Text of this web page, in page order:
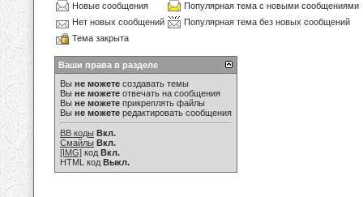
Новые сообщения
Популярная тема с новыми сообщениями
Нет новых сообщений
Популярная тема без новых сообщений
Тема закрыта
Ваши права в разделе
Вы не можете создавать темы
Вы не можете отвечать на сообщения
Вы не можете прикреплять файлы
Вы не можете редактировать сообщения
BB коды Вкл.
Смайлы Вкл.
[IMG] код Вкл.
HTML код Выкл.